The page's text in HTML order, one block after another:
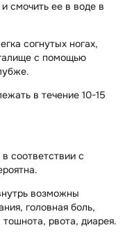
смочить ее в воде в
согнутых ногах,
с помощью
в течение 10-15
соответствии с
возможны
головная боль,
рвота, диарея.